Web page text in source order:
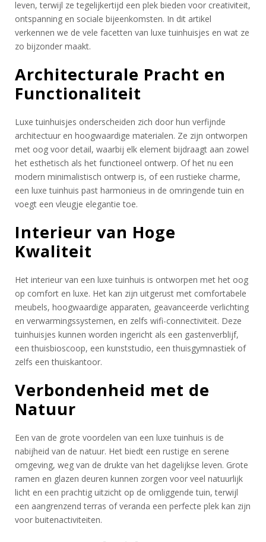
leven, terwijl ze tegelijkertijd een plek bieden voor creativiteit,
ontspanning en sociale bijeenkomsten. In dit artikel
verkennen we de vele facetten van luxe tuinhuisjes en wat ze
zo bijzonder maakt.
Architecturale Pracht en
Functionaliteit
Luxe tuinhuisjes onderscheiden zich door hun verfijnde
architectuur en hoogwaardige materialen. Ze zijn ontworpen
met oog voor detail, waarbij elk element bijdraagt aan zowel
het esthetisch als het functioneel ontwerp. Of het nu een
modern minimalistisch ontwerp is, of een rustieke charme,
een luxe tuinhuis past harmonieus in de omringende tuin en
voegt een vleugje elegantie toe.
Interieur van Hoge
Kwaliteit
Het interieur van een luxe tuinhuis is ontworpen met het oog
op comfort en luxe. Het kan zijn uitgerust met comfortabele
meubels, hoogwaardige apparaten, geavanceerde verlichting
en verwarmingssystemen, en zelfs wifi-connectiviteit. Deze
tuinhuisjes kunnen worden ingericht als een gastenverblijf,
een thuisbioscoop, een kunststudio, een thuisgymnastiek of
zelfs een thuiskantoor.
Verbondenheid met de
Natuur
Een van de grote voordelen van een luxe tuinhuis is de
nabijheid van de natuur. Het biedt een rustige en serene
omgeving, weg van de drukte van het dagelijkse leven. Grote
ramen en glazen deuren kunnen zorgen voor veel natuurlijk
licht en een prachtig uitzicht op de omliggende tuin, terwijl
een aangrenzend terras of veranda een perfecte plek kan zijn
voor buitenactiviteiten.